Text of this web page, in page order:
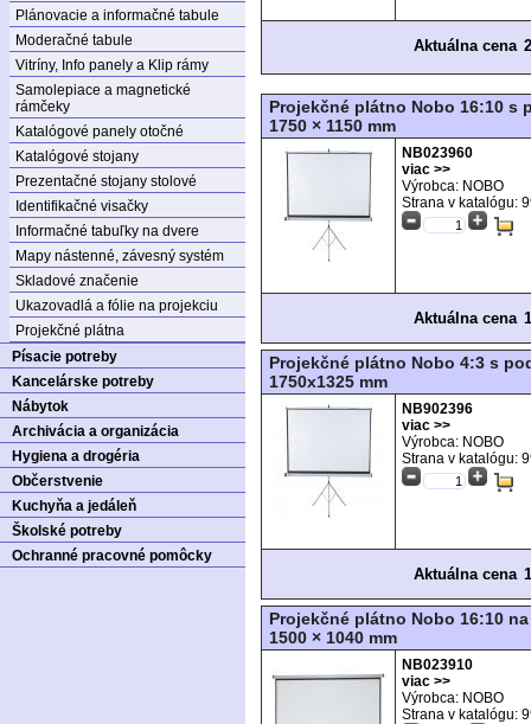
Plánovacie a informačné tabule
Moderačné tabule
Vitríny, Info panely a Klip rámy
Samolepiace a magnetické
rámčeky
Katalógové panely otočné
Katalógové stojany
Prezentačné stojany stolové
Identifikačné visačky
Informačné tabuľky na dvere
Mapy nástenné, závesný systém
Skladové značenie
Ukazovadlá a fólie na projekciu
Projekčné plátna
Písacie potreby
Kancelárske potreby
Nábytok
Archivácia a organizácia
Hygiena a drogéria
Občerstvenie
Kuchyňa a jedáleň
Školské potreby
Ochranné pracovné pomôcky
Aktuálna cena
Projekčné plátno Nobo 16:10 s
1750 × 1150 mm
NB023960
viac >>
Výrobca: NOBO
Strana v katalógu:
Aktuálna cena
Projekčné plátno Nobo 4:3 s
1750x1325 mm
NB902396
viac >>
Výrobca: NOBO
Strana v katalógu:
Aktuálna cena
Projekčné plátno Nobo 16:10
1500 × 1040 mm
NB023910
viac >>
Výrobca: NOBO
Strana v katalógu: